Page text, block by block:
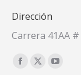
Dirección
Carrera 41AA
Encuéntranos en:
Facebook
X